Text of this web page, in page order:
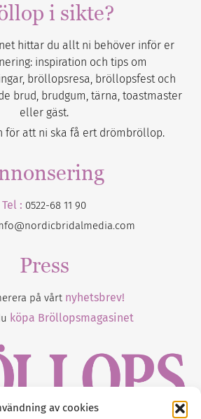
av cookies
i sikte?
hittar du allt ni behöver inför er
inspiration och tips om
bröllopsresa, bröllopsfest och
brud, brudgum, tärna, toastmaster
eller gäst.
för att ni ska få ert drömbröllop.
Tel : 0522-68 11 90
Press
på vårt nyhetsbrev!
köpa Bröllopsmagasinet